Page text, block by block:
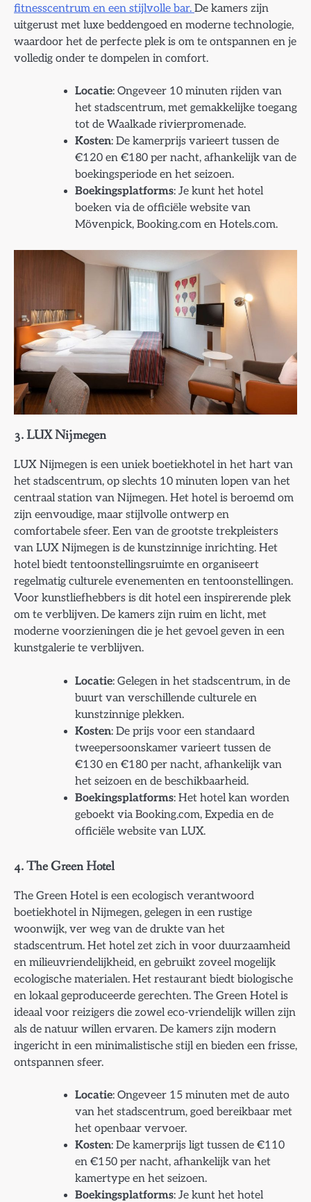
fitnesscentrum en een stijlvolle bar. De kamers zijn
uitgerust met luxe beddengoed en moderne technologie,
waardoor het de perfecte plek is om te ontspannen en je
volledig onder te dompelen in comfort.
Locatie: Ongeveer 10 minuten rijden van
het stadscentrum, met gemakkelijke toegang
tot de Waalkade rivierpromenade.
Kosten: De kamerprijs varieert tussen de
€120 en €180 per nacht, afhankelijk van de
boekingsperiode en het seizoen.
Boekingsplatforms: Je kunt het hotel
boeken via de officiële website van
Mövenpick, Booking.com en Hotels.com.
3.LUX Nijmegen
LUX Nijmegen is een uniek boetiekhotel in het hart van
het stadscentrum, op slechts 10 minuten lopen van het
centraal station van Nijmegen. Het hotel is beroemd om
zijn eenvoudige, maar stijlvolle ontwerp en
comfortabele sfeer. Een van de grootste trekpleisters
van LUX Nijmegen is de kunstzinnige inrichting. Het
hotel biedt tentoonstellingsruimte en organiseert
regelmatig culturele evenementen en tentoonstellingen.
Voor kunstliefhebbers is dit hotel een inspirerende plek
om te verblijven. De kamers zijn ruim en licht, met
moderne voorzieningen die je het gevoel geven in een
kunstgalerie te verblijven.
Locatie: Gelegen in het stadscentrum, in de
buurt van verschillende culturele en
kunstzinnige plekken.
Kosten: De prijs voor een standaard
tweepersoonskamer varieert tussen de
€130 en €180 per nacht, afhankelijk van
het seizoen en de beschikbaarheid.
Boekingsplatforms: Het hotel kan worden
geboekt via Booking.com, Expedia en de
officiële website van LUX.
4.The Green Hotel
The Green Hotel is een ecologisch verantwoord
boetiekhotel in Nijmegen, gelegen in een rustige
woonwijk, ver weg van de drukte van het
stadscentrum. Het hotel zet zich in voor duurzaamheid
en milieuvriendelijkheid, en gebruikt zoveel mogelijk
ecologische materialen. Het restaurant biedt biologische
en lokaal geproduceerde gerechten. The Green Hotel is
ideaal voor reizigers die zowel eco-vriendelijk willen zijn
als de natuur willen ervaren. De kamers zijn modern
ingericht in een minimalistische stijl en bieden een frisse,
ontspannen sfeer.
Locatie: Ongeveer 15 minuten met de auto
van het stadscentrum, goed bereikbaar met
het openbaar vervoer.
Kosten: De kamerprijs ligt tussen de €110
en €150 per nacht, afhankelijk van het
kamertype en het seizoen.
Boekingsplatforms: Je kunt het hotel